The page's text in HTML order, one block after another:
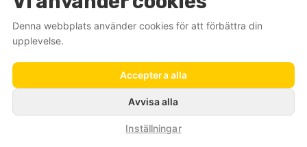
Denna webbplats använder cookies för att förbättra din
upplevelse.
Acceptera alla
Avvisa alla
Inställningar
© 2026 Godisjätten. All rights reserved